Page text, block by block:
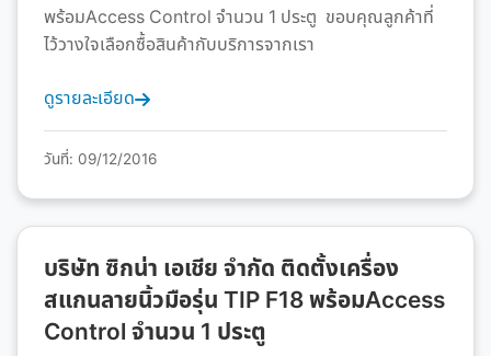
พร้อมAccess Control จำนวน 1 ประตู ขอบคุณลูกค้าที่
ไว้วางใจเลือกซื้อสินค้ากับบริการจากเรา
ดูรายละเอียด
วันที่: 09/12/2016
บริษัท ซิกน่า เอเชีย จำกัด ติดตั้งเครื่อง
สแกนลายนิ้วมือรุ่น TIP F18 พร้อมAccess
Control จำนวน 1 ประตู